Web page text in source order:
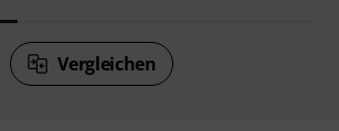
Vergleichen